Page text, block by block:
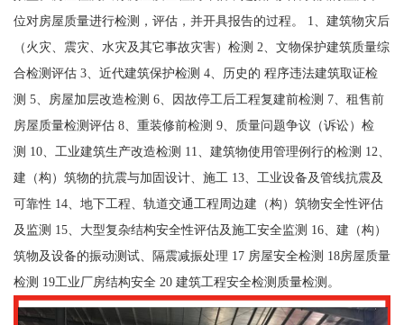
位对房屋质量进行检测，评估，并开具报告的过程。 1、建筑物灾后
（火灾、震灾、水灾及其它事故灾害）检测 2、文物保护建筑质量综
合检测评估 3、近代建筑保护检测 4、历史的 程序违法建筑取证检
测 5、房屋加层改造检测 6、因故停工后工程复建前检测 7、租售前
房屋质量检测评估 8、重装修前检测 9、质量问题争议（诉讼）检
测 10、工业建筑生产改造检测 11、建筑物使用管理例行的检测 12、
建（构）筑物的抗震与加固设计、施工 13、工业设备及管线抗震及
可靠性 14、地下工程、轨道交通工程周边建（构）筑物安全性评估
及监测 15、大型复杂结构安全性评估及施工安全监测 16、建（构）
筑物及设备的振动测试、隔震减振处理 17 房屋安全检测 18房屋质量
检测 19工业厂房结构安全 20 建筑工程安全检测质量检测。